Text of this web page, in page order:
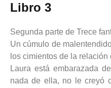
Libro 3
Segunda parte de Trece
Un cúmulo de
los cimientos de la relación
Laura está embarazada
nada de ella, no le creyó